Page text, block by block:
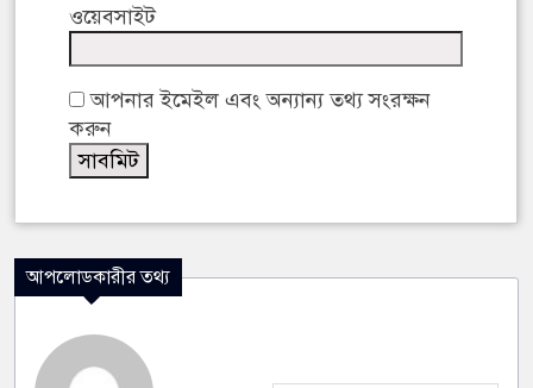
ওয়েবসাইট
আপনার ইমেইল এবং অন্যান্য তথ্য সংরক্ষন
করুন
আপলোডকারীর তথ্য